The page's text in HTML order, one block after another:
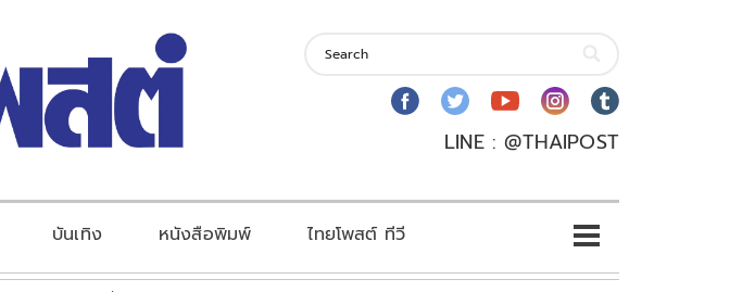
LINE : @THAIPOST
บันเทิง หนังสือพิมพ์ ไทยโพสต์ ทีวี